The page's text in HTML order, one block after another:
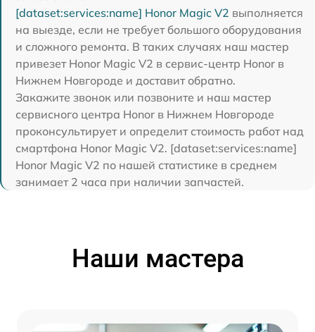
[dataset:services:name] Honor Magic V2 выполняется
на выезде, если не требует большого оборудования
и сложного ремонта. В таких случаях наш мастер
привезет Honor Magic V2 в сервис-центр Honor в
Нижнем Новгороде и доставит обратно.
Закажите звонок или позвоните и наш мастер
сервисного центра Honor в Нижнем Новгороде
проконсультирует и определит стоимость работ над
смартфона Honor Magic V2. [dataset:services:name]
Honor Magic V2 по нашей статистике в среднем
занимает 2 часа при наличии запчастей.
Наши мастера